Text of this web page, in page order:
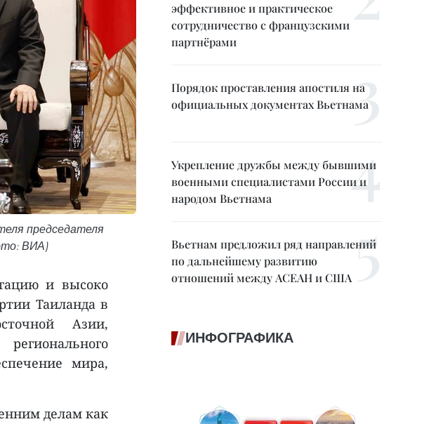
председателя
ВИА)
и высоко
Таиланда в
Азии,
мира,
делам как
эффективное и практическое
сотрудничество с французскими
партнёрами
Порядок проставления апостиля на
официальных документах Вьетнама
Укрепление дружбы между бывшими
военными специалистами России и
народом Вьетнама
Вьетнам предложил ряд направлений
по дальнейшему развитию
отношений между АСЕАН и США
ИНФОГРАФИКА